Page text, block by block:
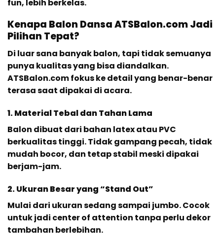
fun, lebih berkelas.
Kenapa Balon Dansa ATSBalon.com Jadi
Pilihan Tepat?
Di luar sana banyak balon, tapi tidak semuanya
punya kualitas yang bisa diandalkan.
ATSBalon.com fokus ke detail yang benar-benar
terasa saat dipakai di acara.
1. Material Tebal dan Tahan Lama
Balon dibuat dari bahan latex atau PVC
berkualitas tinggi. Tidak gampang pecah, tidak
mudah bocor, dan tetap stabil meski dipakai
berjam-jam.
2. Ukuran Besar yang “Stand Out”
Mulai dari ukuran sedang sampai jumbo. Cocok
untuk jadi center of attention tanpa perlu dekor
tambahan berlebihan.